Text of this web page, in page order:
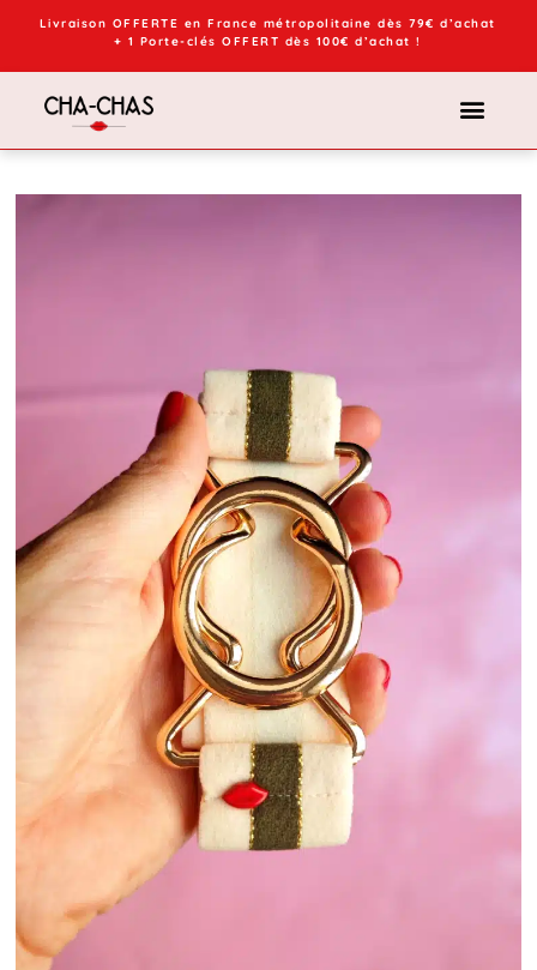
Livraison OFFERTE en France métropolitaine dès 79€ d’achat
+ 1 Porte-clés OFFERT dès 100€ d’achat !